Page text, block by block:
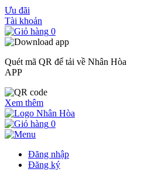
Ưu đãi
Tài khoản
0
Quét mã QR để tải về Nhân Hòa
APP
Xem thêm
0
Đăng nhập
Đăng ký